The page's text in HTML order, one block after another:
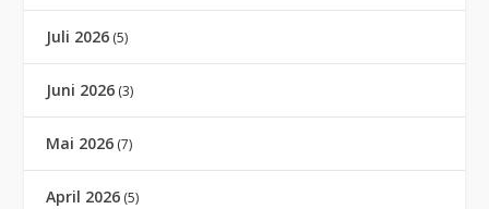
Juli 2026 (5)
Juni 2026 (3)
Mai 2026 (7)
April 2026 (5)